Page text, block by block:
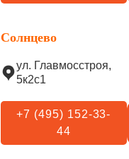
Солнцево
ул. Главмосстроя,
5к2с1
+7 (495) 152-33-
44